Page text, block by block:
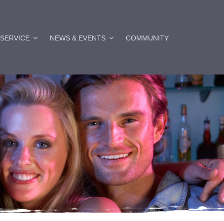
SERVICE NEWS & EVENTS COMMUNITY